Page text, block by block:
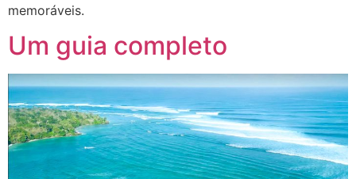
memoráveis.
Um guia completo